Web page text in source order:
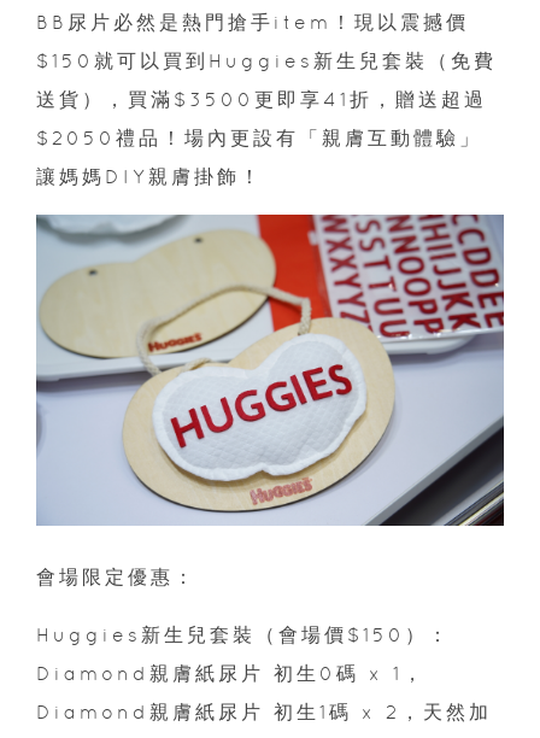
BB尿片必然是熱門搶手item！現以震撼價
$150就可以買到Huggies新生兒套裝（免費
送貨），買滿$3500更即享41折，贈送超過
$2050禮品！場內更設有「親膚互動體驗」
讓媽媽DIY親膚掛飾！
會場限定優惠：
Huggies新生兒套裝（會場價$150）：
Diamond親膚紙尿片 初生0碼 x 1，
Diamond親膚紙尿片 初生1碼 x 2，天然加